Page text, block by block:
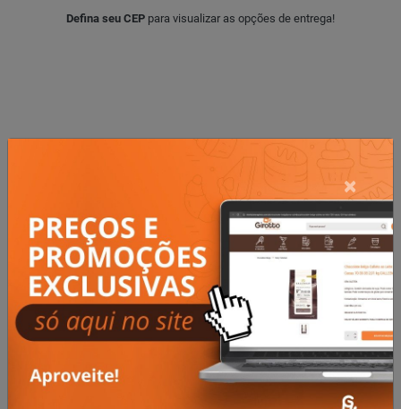
×
Defina seu CEP para visualizar as opções de entrega!
PRODUTOS
Relacionados